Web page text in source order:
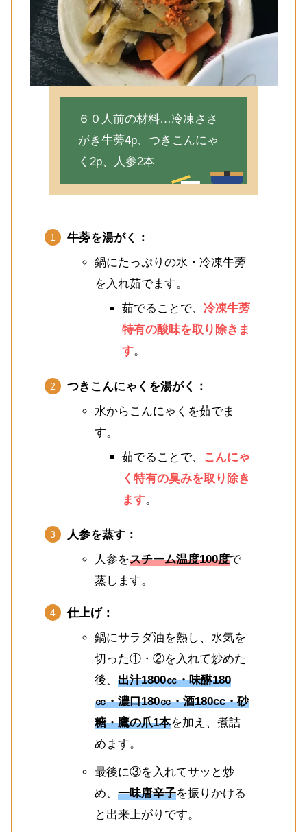
６０人前の材料…冷凍ささ
がき牛蒡4p、つきこんにゃ
く2p、人参2本
牛蒡を湯がく：
鍋にたっぷりの水・冷凍牛蒡
を入れ茹でます。
茹でることで、 冷凍牛蒡
特有の酸味を取り除きま
す。
つきこんにゃくを湯がく：
水からこんにゃくを茹でま
す。
茹でることで、
こんにゃ
く特有の臭みを取り除き
ます。
人参を蒸す：
人参をスチーム温度100度で
蒸します。
仕上げ：
鍋にサラダ油を熱し、水気を
切った①・②を入れて炒めた
後、 出汁1800㏄・味醂180
㏄・濃口180㏄・酒180cc・砂
糖・鷹の爪1本を加え、煮詰
めます。
最後に③を入れてサッと炒
め、 一味唐辛子を振りかける
と出来上がりです。